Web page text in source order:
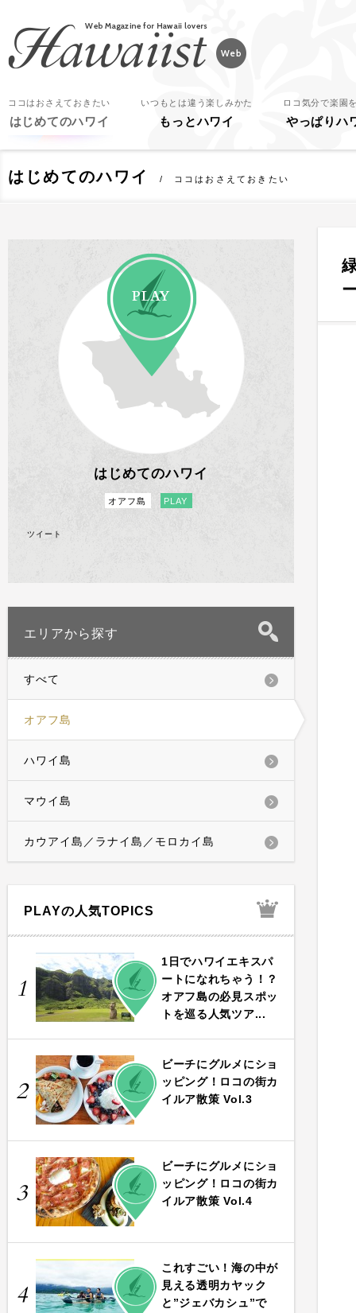
ココはおさえておきたい
はじめてのハワイ
いつもとは違う楽しみかた
もっとハワイ
ロコ気分で楽園
やっぱりハ
はじめてのハワイ ココはおさえておきたい
PLAY
はじめてのハワイ
オアフ島 PLAY
ツイート
エリアから探す
すべて
オアフ島
ハワイ島
マウイ島
カウアイ島／ラナイ島／モロカイ島
PLAYの人気TOPICS
1
PLAY
1日でハワイエキスパ
ートになれちゃう！？
オアフ島の必見スポッ
トを巡る人気ツア...
2
PLAY
ビーチにグルメにショ
ッピング！ロコの街カ
イルア散策 Vol.3
3
PLAY
ビーチにグルメにショ
ッピング！ロコの街カ
イルア散策 Vol.4
4
PLAY
これすごい！海の中が
見える透明カヤック
と”ジェバカシュ”で